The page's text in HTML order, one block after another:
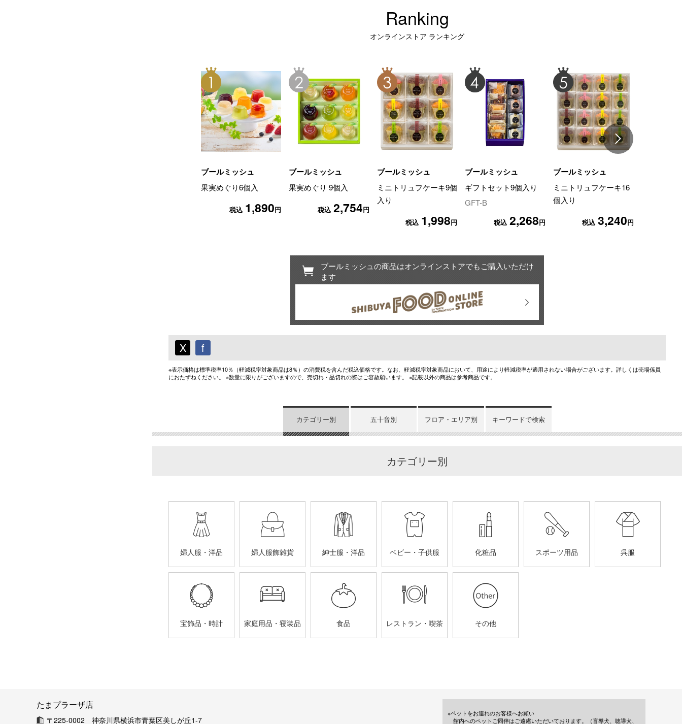
Ranking
オンラインストア ランキング
ブールミッシュ
果実めぐり6個入
税込 1,890円
ブールミッシュ
果実めぐり 9個入
税込 2,754円
ブールミッシュ
ミニトリュフケーキ9個
入り
税込 1,998円
ブールミッシュ
ギフトセット9個入り
GFT-B
税込 2,268円
ブールミッシュ
ミニトリュフケーキ16
個入り
税込 3,240円
ブールミッシュの商品はオンラインストアでもご購入いただけ
ます
X f
※表示価格は標準税率10％（軽減税率対象商品は8％）の消費税を含んだ税込価格です。なお、軽減税率対象商品において、用途により軽減税率が適用されない場合がございます。詳しくは売場係員
におたずねください。 ※数量に限りがございますので、売切れ・品切れの際はご容赦願います。 ※記載以外の商品は参考商品です。
カテゴリー別 五十音別 フロア・エリア別 キーワードで検索
カテゴリー別
婦人服・洋品 婦人服飾雑貨 紳士服・洋品 ベビー・子供服 化粧品 スポーツ用品 呉服
宝飾品・時計 家庭用品・寝装品 食品 レストラン・喫茶 その他
たまプラーザ店
〒225-0002 神奈川県横浜市青葉区美しが丘1-7
※ペットをお連れのお客様へお願い
館内へのペットご同伴はご遠慮いただいております。（盲導犬、聴導犬、